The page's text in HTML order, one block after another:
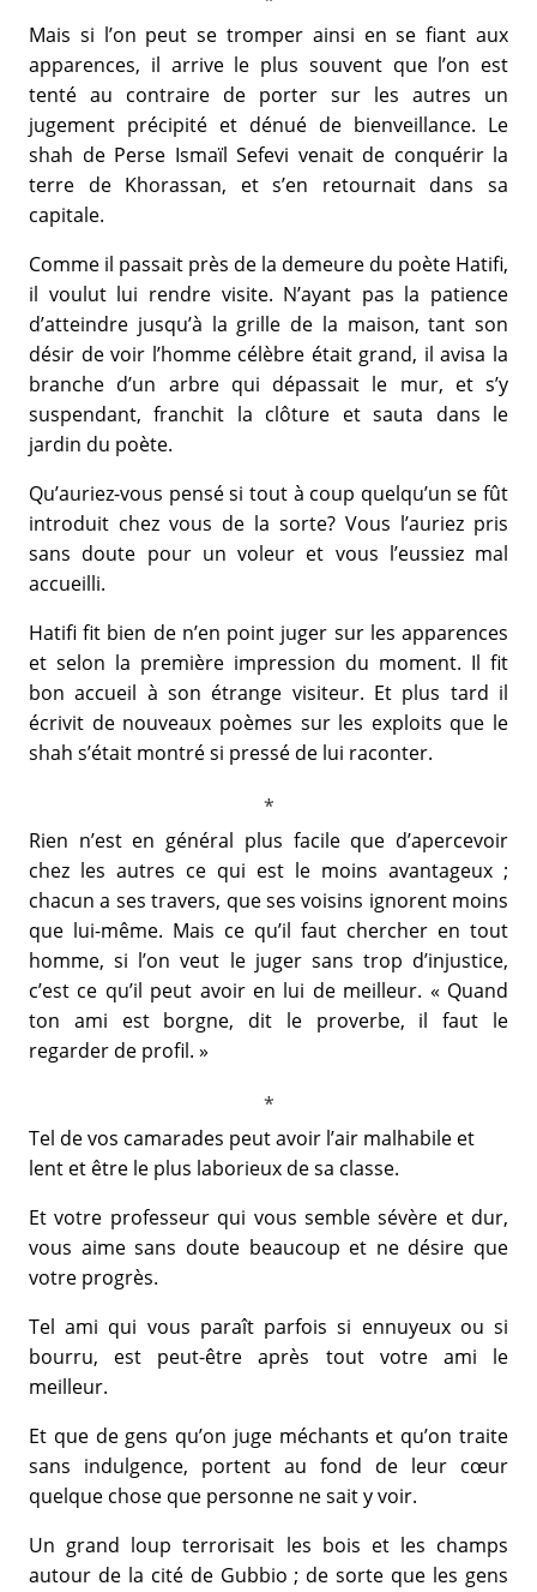
Mais si l’on peut se tromper ainsi en se fiant aux
apparences, il arrive le plus souvent que l’on est
tenté au contraire de porter sur les autres un
jugement précipité et dénué de bienveillance. Le
shah de Perse Ismaïl Sefevi venait de conquérir la
terre de Khorassan, et s’en retournait dans sa
capitale.
Comme il passait près de la demeure du poète Hatifi,
il voulut lui rendre visite. N’ayant pas la patience
d’atteindre jusqu’à la grille de la maison, tant son
désir de voir l’homme célèbre était grand, il avisa la
branche d’un arbre qui dépassait le mur, et s’y
suspendant, franchit la clôture et sauta dans le
jardin du poète.
Qu’auriez-vous pensé si tout à coup quelqu’un se fût
introduit chez vous de la sorte? Vous l’auriez pris
sans doute pour un voleur et vous l’eussiez mal
accueilli.
Hatifi fit bien de n’en point juger sur les apparences
et selon la première impression du moment. Il fit
bon accueil à son étrange visiteur. Et plus tard il
écrivit de nouveaux poèmes sur les exploits que le
shah s’était montré si pressé de lui raconter.
Rien n’est en général plus facile que d’apercevoir
chez les autres ce qui est le moins avantageux ;
chacun a ses travers, que ses voisins ignorent moins
que lui-même. Mais ce qu’il faut chercher en tout
homme, si l’on veut le juger sans trop d’injustice,
c’est ce qu’il peut avoir en lui de meilleur. « Quand
ton ami est borgne, dit le proverbe, il faut le
regarder de profil. »
Tel de vos camarades peut avoir l’air malhabile et
lent et être le plus laborieux de sa classe.
Et votre professeur qui vous semble sévère et dur,
vous aime sans doute beaucoup et ne désire que
votre progrès.
Tel ami qui vous paraît parfois si ennuyeux ou si
bourru, est peut-être après tout votre ami le
meilleur.
Et que de gens qu’on juge méchants et qu’on traite
sans indulgence, portent au fond de leur cœur
quelque chose que personne ne sait y voir.
Un grand loup terrorisait les bois et les champs
autour de la cité de Gubbio ; de sorte que les gens